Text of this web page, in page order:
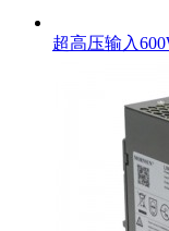
超高压输入